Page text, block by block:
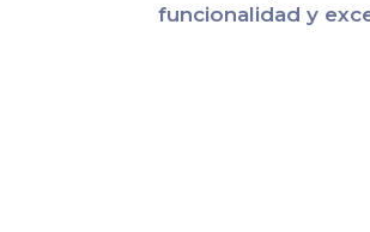
funcionalidad y